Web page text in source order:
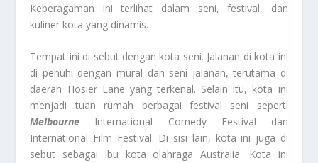
Keberagaman ini terlihat dalam seni, festival, dan
kuliner kota yang dinamis.
Tempat ini di sebut dengan kota seni. Jalanan di kota ini
di penuhi dengan mural dan seni jalanan, terutama di
daerah Hosier Lane yang terkenal. Selain itu, kota ini
menjadi tuan rumah berbagai festival seni seperti
Melbourne International Comedy Festival dan
International Film Festival. Di sisi lain, kota ini juga di
sebut sebagai ibu kota olahraga Australia. Kota ini